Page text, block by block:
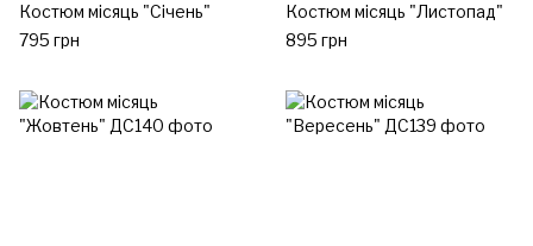
Костюм місяць "Січень"
795 грн
Костюм місяць "Листопад"
895 грн